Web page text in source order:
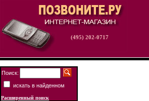
(495) 202-0717
Поиск:
искать в найденном
Расширенный поиск